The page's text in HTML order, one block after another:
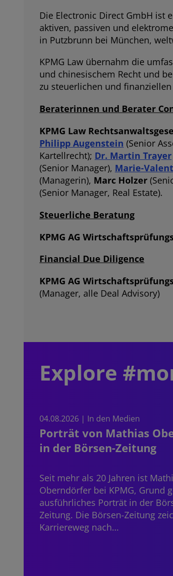
Die Electronic Direct GmbH ist
aktiven, passiven und
in Putzbrunn bei München,
KPMG Law übernahm die
und chinesischem Recht und
zu steuerlichen und
Beraterinnen und Berater
KPMG Law
Philipp Augenstein (Senior
Kartellrecht); Dr. Martin Trayer
(Senior Manager), Marie-
(Managerin), Marc Holzer
(Senior Manager, Real Estate).
Steuerliche Beratung
KPMG AG
Financial Due Diligence
KPMG AG
(Manager, alle Deal Advisory)
Explore
04.08.2026 | In den Medien
Porträt von Mathias
in der Börsen-Zeitung
Seit mehr als 20 Jahren ist
Oberndörfer bei KPMG, Grund
ausführliches Porträt in der
Zeitung. Die Börsen-Zeitung
Karriereweg nach…